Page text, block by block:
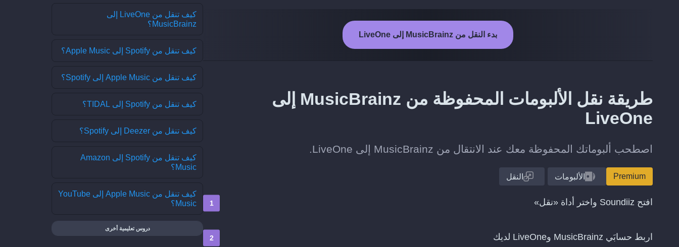
بدء النقل من MusicBrainz إلى LiveOne
طريقة نقل الألبومات المحفوظة من MusicBrainz إلى
LiveOne
اصطحب ألبوماتك المحفوظة معك عند الانتقال من MusicBrainz إلى LiveOne.
Premium الألبومات النقل
افتح Soundiiz واختر أداة «نقل»
اربط حسابَي MusicBrainz وLiveOne لديك
كيف تنقل من LiveOne إلى
MusicBrainz؟
كيف تنقل من Spotify إلى Apple Music؟
كيف تنقل من Apple Music إلى Spotify؟
كيف تنقل من Spotify إلى TIDAL؟
كيف تنقل من Deezer إلى Spotify؟
كيف تنقل من Spotify إلى Amazon
Music؟
كيف تنقل من Apple Music إلى YouTube
Music؟
دروس تعليمية أخرى